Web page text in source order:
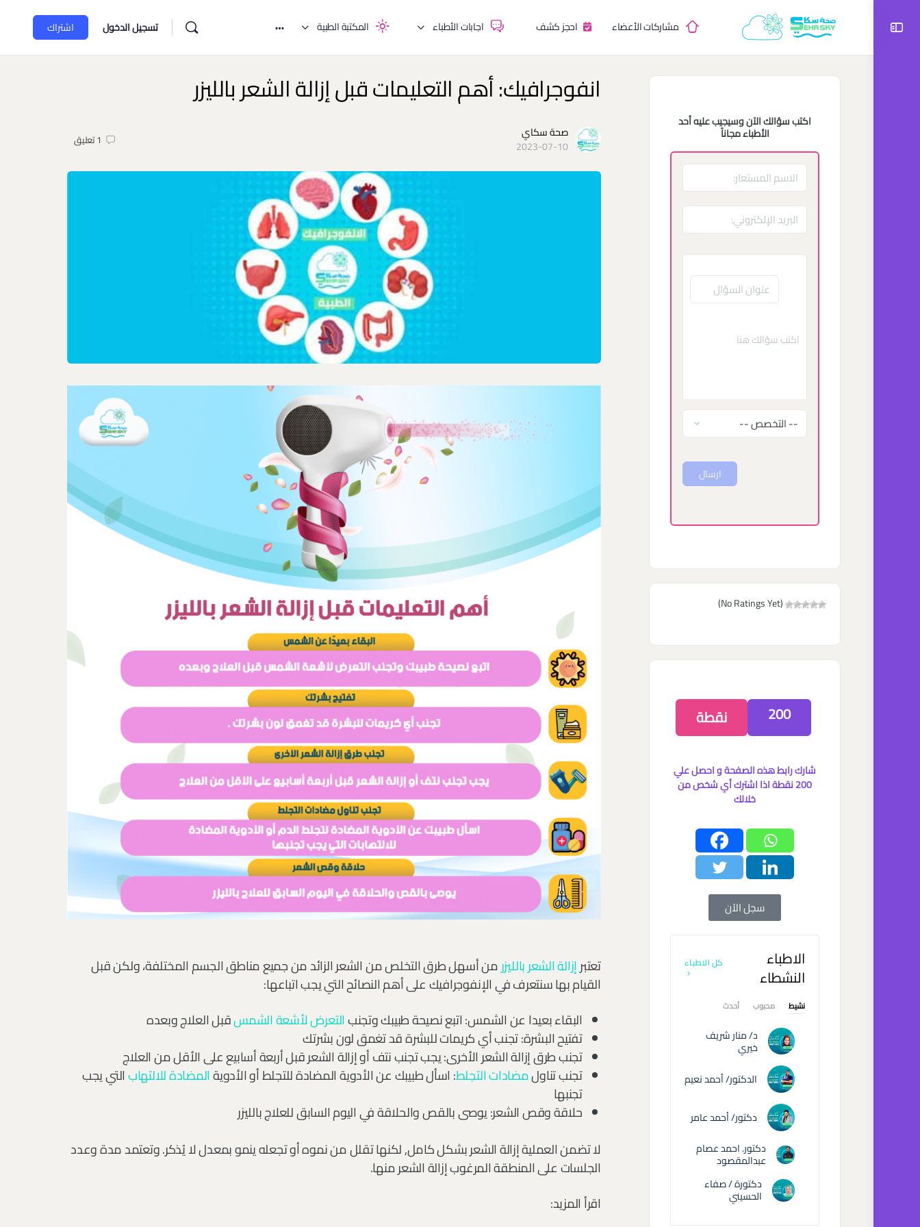
مشاركات الأعضاء احجز كشف اجابات الأطباء المكتبة الطبية تسجيل الدخول اشتراك
انفوجرافيك: أهم التعليمات قبل إزالة الشعر بالليزر
صحة سكاي
2023-07-10
1تعليق
تعتبرإزالة الشعر بالليزرمن أسهل طرق التخلص من الشعر الزائد من جميع مناطق الجسم المختلفة، ولكن قبل
القيام بها سنتعرف في الإنفوجرافيك على أهم النصائح التي يجب اتباعها:
البقاء بعيدا عن الشمس: اتبع نصيحة طبيبك وتجنبالتعرض لأشعة الشمسقبل العلاج وبعده
تفتيح البشرة: تجنب أي كريمات للبشرة قد تغمق لون بشرتك
تجنب طرق إزالة الشعر الأخرى: يجب تجنب نتف أو إزالة الشعر قبل أربعة أسابيع على الأقل من العلاج
تجنب تناولمضادات التجلط: اسأل طبيبك عن الأدوية المضادة للتجلط أو الأدويةالمضادة للالتهابالتي يجب
تجنبها
حلاقة وقص الشعر: يوصى بالقص والحلاقة في اليوم السابق للعلاج بالليزر
لا تضمن العملية إزالة الشعر بشكل كامل, لكنها تقلل من نموه أو تجعله ينمو بمعدل لا يُذكر. وتعتمد مدة وعدد
الجلسات على المنطقة المرغوب إزالة الشعر منها.
اقرأ المزيد:
اكتب سؤالك الآن وسيجيب عليه أحد
الأطباء مجاناً
ارسال
(No Ratings Yet)
200 نقطة
شارك رابط هذه الصفحة و احصل علي
200 نقطة اذا اشترك أي شخص من
خلالك
سجل الآن
الاطباء
النشطاء
كل الاطباء
نشيط محبوب أحدث
د/ منار شريف
خيري
الدكتور/ أحمد نعيم
دكتور/ أحمد عامر
دكتور. احمد عصام
عبدالمقصود
دكتورة / صفاء
الحسيني